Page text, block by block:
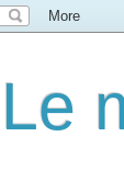
Le